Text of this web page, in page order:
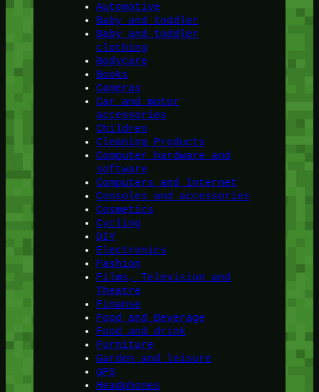
Automotive
Baby and toddler
Baby and toddler
clothing
Bodycare
Books
Cameras
Car and motor
accessories
Children
Cleaning Products
Computer hardware and
software
Computers and Internet
Consoles and accessories
Cosmetics
Cycling
DIY
Electronics
Fashion
Films, Television and
Theatre
Finanse
Food and Beverage
Food and drink
Furniture
Garden and leisure
GPS
Headphones